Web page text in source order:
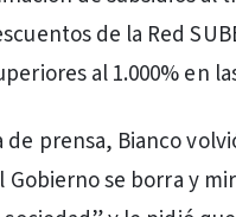
de la Red
al 1.000% en
prensa, Bianco
Gobierno se borra y